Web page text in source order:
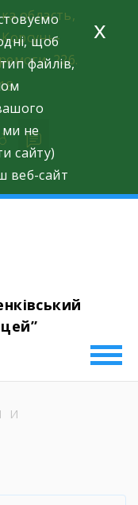
область,
226.
щоб
файлів,
ми не
сайту)
веб-сайт
x